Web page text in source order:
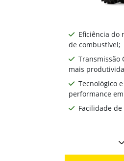
Eficiência do
de combustível;
Transmissão
mais
Tecnológico
performance em
Facilidade